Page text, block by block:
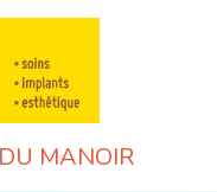
MANOIR